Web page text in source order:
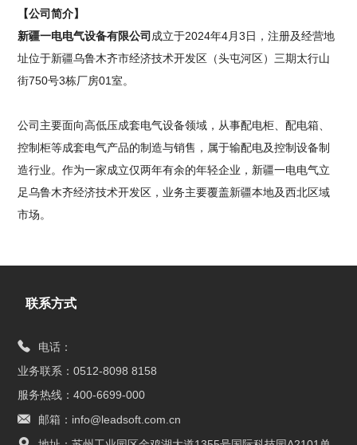
【公司简介】
新疆一电电气设备有限公司 成立于2024年4月3日，注册及经营地
址位于新疆乌鲁木齐市经济技术开发区（头屯河区）三期太行山
街750号3栋厂房01室。
公司主要面向高低压成套电气设备领域，从事配电柜、配电箱、
控制柜等成套电气产品的制造与销售，属于输配电及控制设备制
造行业。作为一家成立仅两年有余的年轻企业，新疆一电电气立
足乌鲁木齐经济技术开发区，业务主要覆盖新疆本地及西北区域
市场。
联系方式
电话：
业务联系：0512-8098 8158
服务热线：400-6699-000
邮箱：info@leadsoft.com.cn